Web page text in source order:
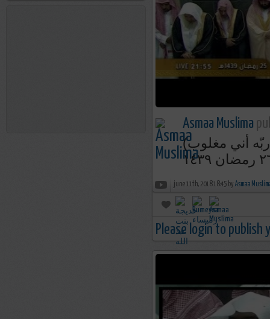
Asmaa Muslima
(فدَعا ربّه أني مغلوب ) تلاوة تحبيرية خاشعة للشيخ ياسر الدوسري
june 11th, 2018 18:45 by Asmaa
Please login to publish